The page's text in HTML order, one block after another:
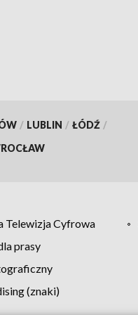
/ LUBLIN / ŁÓDŹ /
Telewizja Cyfrowa
prasy
(znaki)